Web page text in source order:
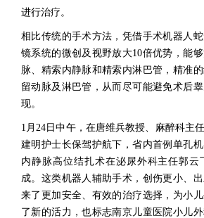
进行治疗。
相比传统的手术方法，凭借手术机器人
镜系统的微创及视野放大10倍优势，能
脉、精索内静脉和精索内淋巴管，精准
留动脉及淋巴管，从而尽可能避免术后
现。
1月24日中午，在唐维兵教授、麻醉科主
建明护士长保驾护航下，省内首例单孔
内静脉高位结扎术在泌尿外科主任郭云
成。这类机器人辅助手术，创伤更小、
来了更加安全、有效的治疗选择，为小
了新的活力，也标志南京儿童医院小儿